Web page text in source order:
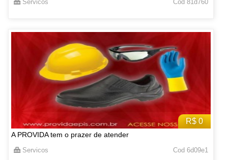
Servicos Cod 81d760
R$ 0
A PROVIDA tem o prazer de atender
Servicos Cod 6d09e1